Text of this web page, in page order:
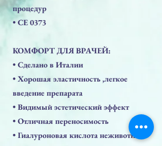
процедур
• СЕ 0373
КОМФОРТ ДЛЯ ВРАЧЕЙ:
• Сделано в Италии
• Хорошая эластичность ,легкое
введение препарата
• Видимый эстетический эффект
• Отличная переносимость
• Гиалуроновая кислота неживотного